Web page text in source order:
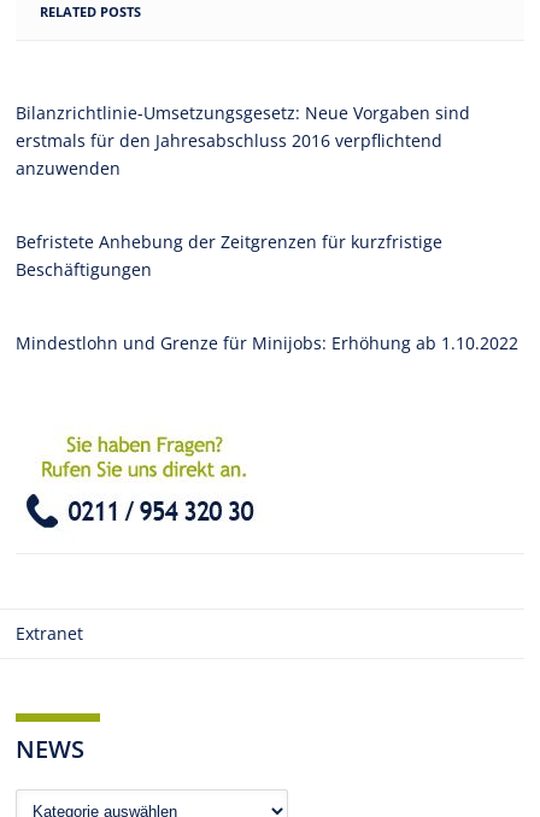
RELATED POSTS
Bilanzrichtlinie-Umsetzungsgesetz: Neue Vorgaben sind
erstmals für den Jahresabschluss 2016 verpflichtend
anzuwenden
Befristete Anhebung der Zeitgrenzen für kurzfristige
Beschäftigungen
Mindestlohn und Grenze für Minijobs: Erhöhung ab 1.10.2022
Extranet
NEWS
News